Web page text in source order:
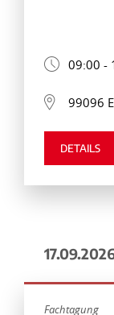
09:00 -
99096
DETAILS
Fachtagung